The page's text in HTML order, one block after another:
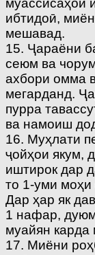
муассисаҳои
ибтидоӣ,
мешавад.
15. Ҷараёни
сеюм ва
ахбори омма
мегарданд.
пурра
ва намоиш
16. Муҳлати
ҷойҳои якум,
иштирок дар
то 1-уми моҳи
Дар ҳар як
1 нафар,
муайян
17. Миёни